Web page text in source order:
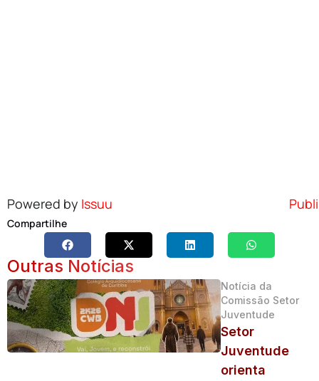
Powered by Issuu
Compartilhe
Outras Notícias
Notícia da
Comissão Setor
Juventude
Setor
Juventude
orienta